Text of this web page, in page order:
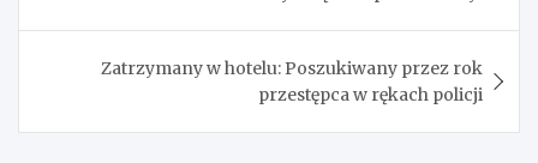
Zatrzymany w hotelu: Poszukiwany przez rok
przestępca w rękach policji